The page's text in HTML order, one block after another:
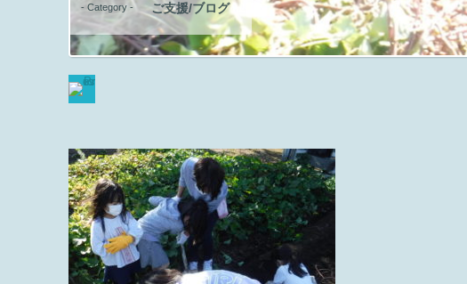
- Category - ご支援/ブログ